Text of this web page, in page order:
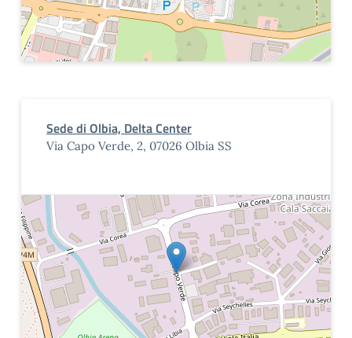
Sede di Olbia, Delta Center
Via Capo Verde, 2, 07026 Olbia SS